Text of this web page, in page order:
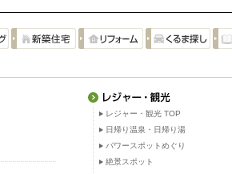
レジャー・観光 TOP
日帰り温泉・日帰り湯
パワースポットめぐり
絶景スポット